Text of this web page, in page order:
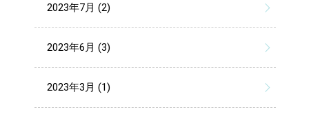
2023年7月 (2)
2023年6月 (3)
2023年3月 (1)